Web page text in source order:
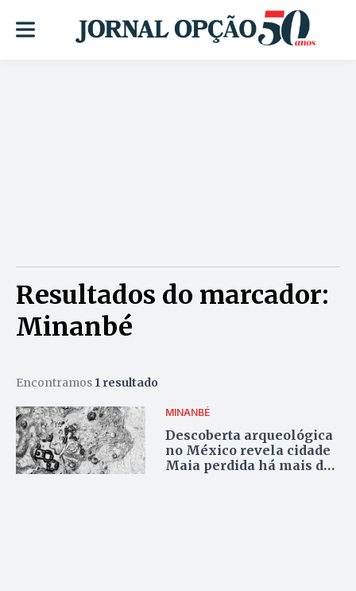
Resultados do marcador:
Minanbé
Encontramos 1 resultado
MINANBÉ
Descoberta arqueológica
no México revela cidade
Maia perdida há mais de